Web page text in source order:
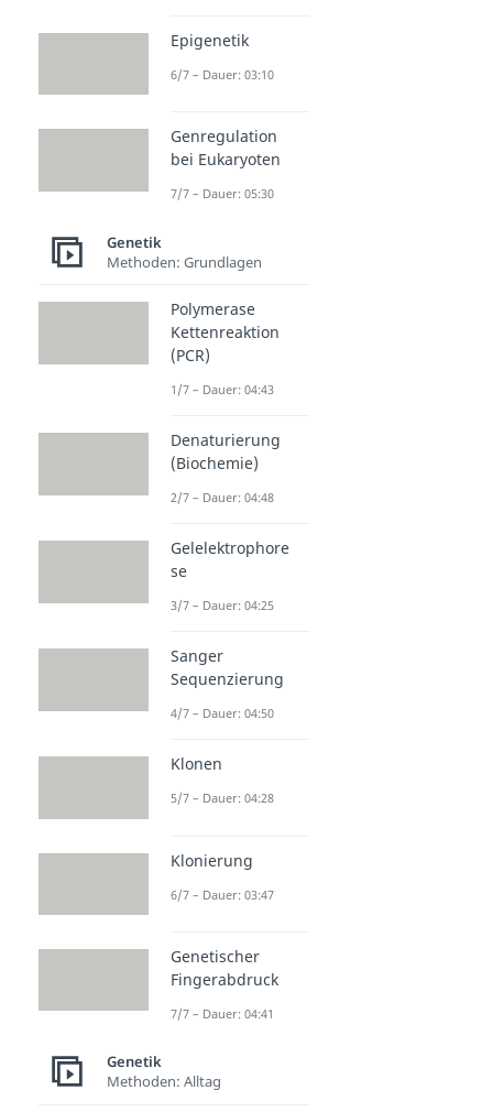
Epigenetik
6/7 – Dauer: 03:10
Genregulation
bei Eukaryoten
7/7 – Dauer: 05:30
Genetik
Methoden: Grundlagen
Polymerase
Kettenreaktion
(PCR)
1/7 – Dauer: 04:43
Denaturierung
(Biochemie)
2/7 – Dauer: 04:48
Gelelektrophore
se
3/7 – Dauer: 04:25
Sanger
Sequenzierung
4/7 – Dauer: 04:50
Klonen
5/7 – Dauer: 04:28
Klonierung
6/7 – Dauer: 03:47
Genetischer
Fingerabdruck
7/7 – Dauer: 04:41
Genetik
Methoden: Alltag